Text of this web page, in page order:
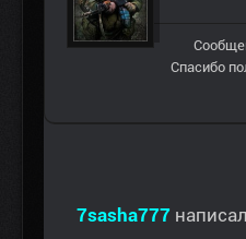
Спасибо
7sasha777